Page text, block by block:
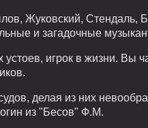
Жуковский, Стендаль,
и загадочные
игрок в жизни. Вы
делая из них
из "Бесов" Ф.М.